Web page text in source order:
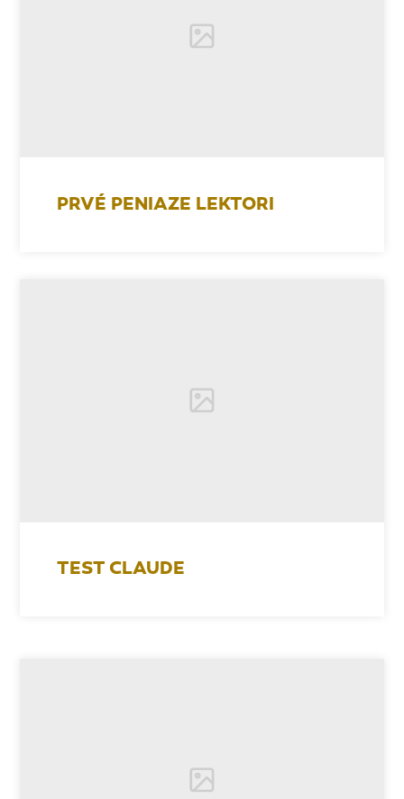
PRVÉ PENIAZE LEKTORI
TEST CLAUDE